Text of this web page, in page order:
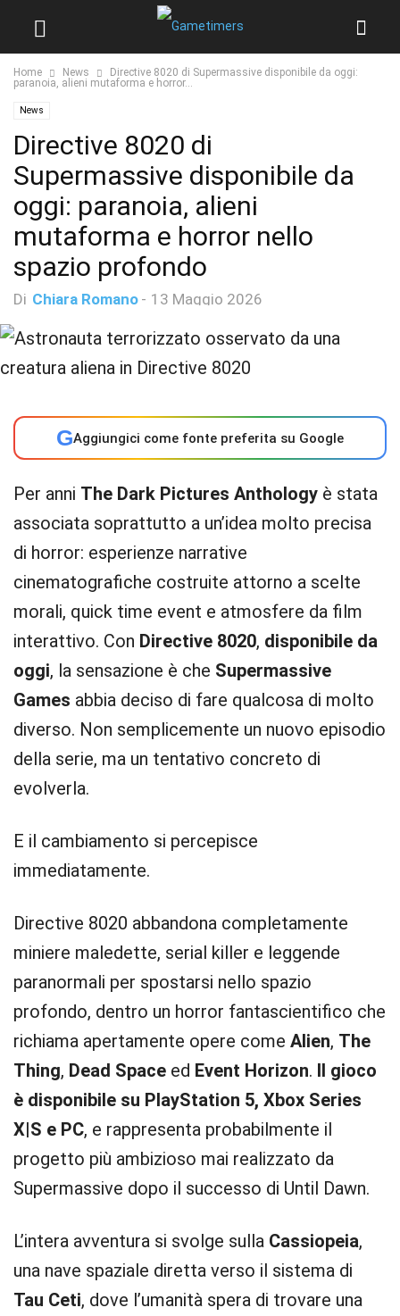
Home News
Directive 8020 di Supermassive disponibile da oggi:
paranoia, alieni mutaforma e horror...
News
Directive 8020 di
Supermassive disponibile da
oggi: paranoia, alieni
mutaforma e horror nello
spazio profondo
Di Chiara Romano - 13 Maggio 2026
GAggiungici come fonte preferita su Google
Per anni The Dark Pictures Anthology è stata
associata soprattutto a un’idea molto precisa
di horror: esperienze narrative
cinematografiche costruite attorno a scelte
morali, quick time event e atmosfere da film
interattivo. Con Directive 8020, disponibile da
oggi, la sensazione è che Supermassive
Games abbia deciso di fare qualcosa di molto
diverso. Non semplicemente un nuovo episodio
della serie, ma un tentativo concreto di
evolverla.
E il cambiamento si percepisce
immediatamente.
Directive 8020 abbandona completamente
miniere maledette, serial killer e leggende
paranormali per spostarsi nello spazio
profondo, dentro un horror fantascientifico che
richiama apertamente opere come Alien, The
Thing, Dead Space ed Event Horizon. Il gioco
è disponibile su PlayStation 5, Xbox Series
X|S e PC, e rappresenta probabilmente il
progetto più ambizioso mai realizzato da
Supermassive dopo il successo di Until Dawn.
L’intera avventura si svolge sulla Cassiopeia,
una nave spaziale diretta verso il sistema di
Tau Ceti, dove l’umanità spera di trovare una